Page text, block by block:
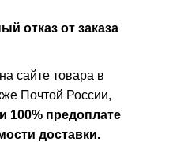
отказ от заказа
сайте товара в
Почтой России,
100% предоплате
доставки.